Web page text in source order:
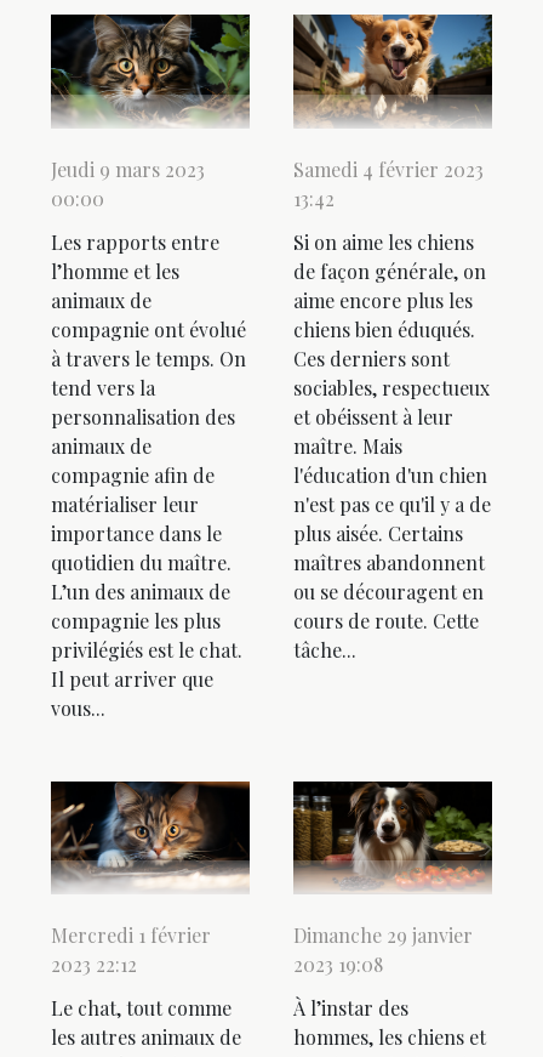
Jeudi 9 mars 2023
00:00
Les rapports entre
l’homme et les
animaux de
compagnie ont évolué
à travers le temps. On
tend vers la
personnalisation des
animaux de
compagnie afin de
matérialiser leur
importance dans le
quotidien du maître.
L’un des animaux de
compagnie les plus
privilégiés est le chat.
Il peut arriver que
vous...
Samedi 4 février 2023
13:42
Si on aime les chiens
de façon générale, on
aime encore plus les
chiens bien éduqués.
Ces derniers sont
sociables, respectueux
et obéissent à leur
maître. Mais
l'éducation d'un chien
n'est pas ce qu'il y a de
plus aisée. Certains
maîtres abandonnent
ou se découragent en
cours de route. Cette
tâche...
Mercredi 1 février
2023 22:12
Le chat, tout comme
les autres animaux de
Dimanche 29 janvier
2023 19:08
À l’instar des
hommes, les chiens et